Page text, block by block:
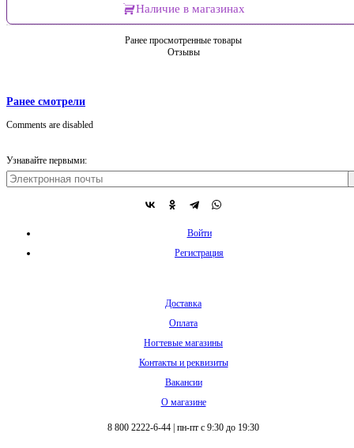
Наличие в магазинах
Ранее просмотренные товары
Отзывы
Ранее смотрели
Comments are disabled
Узнавайте первыми:
Войти
Регистрация
Доставка
Оплата
Ногтевые магазины
Контакты и реквизиты
Вакансии
О магазине
8 800 2222-6-44 пн-пт с 9:30 до 19:30